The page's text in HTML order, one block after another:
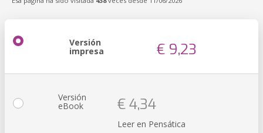
Versión
impresa € 9,23
Versión
eBook € 4,34
Leer en Pensática